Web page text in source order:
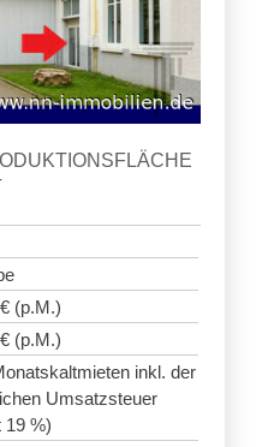
(p.M.)
(p.M.)
inkl. der
Umsatzsteuer
19 %)